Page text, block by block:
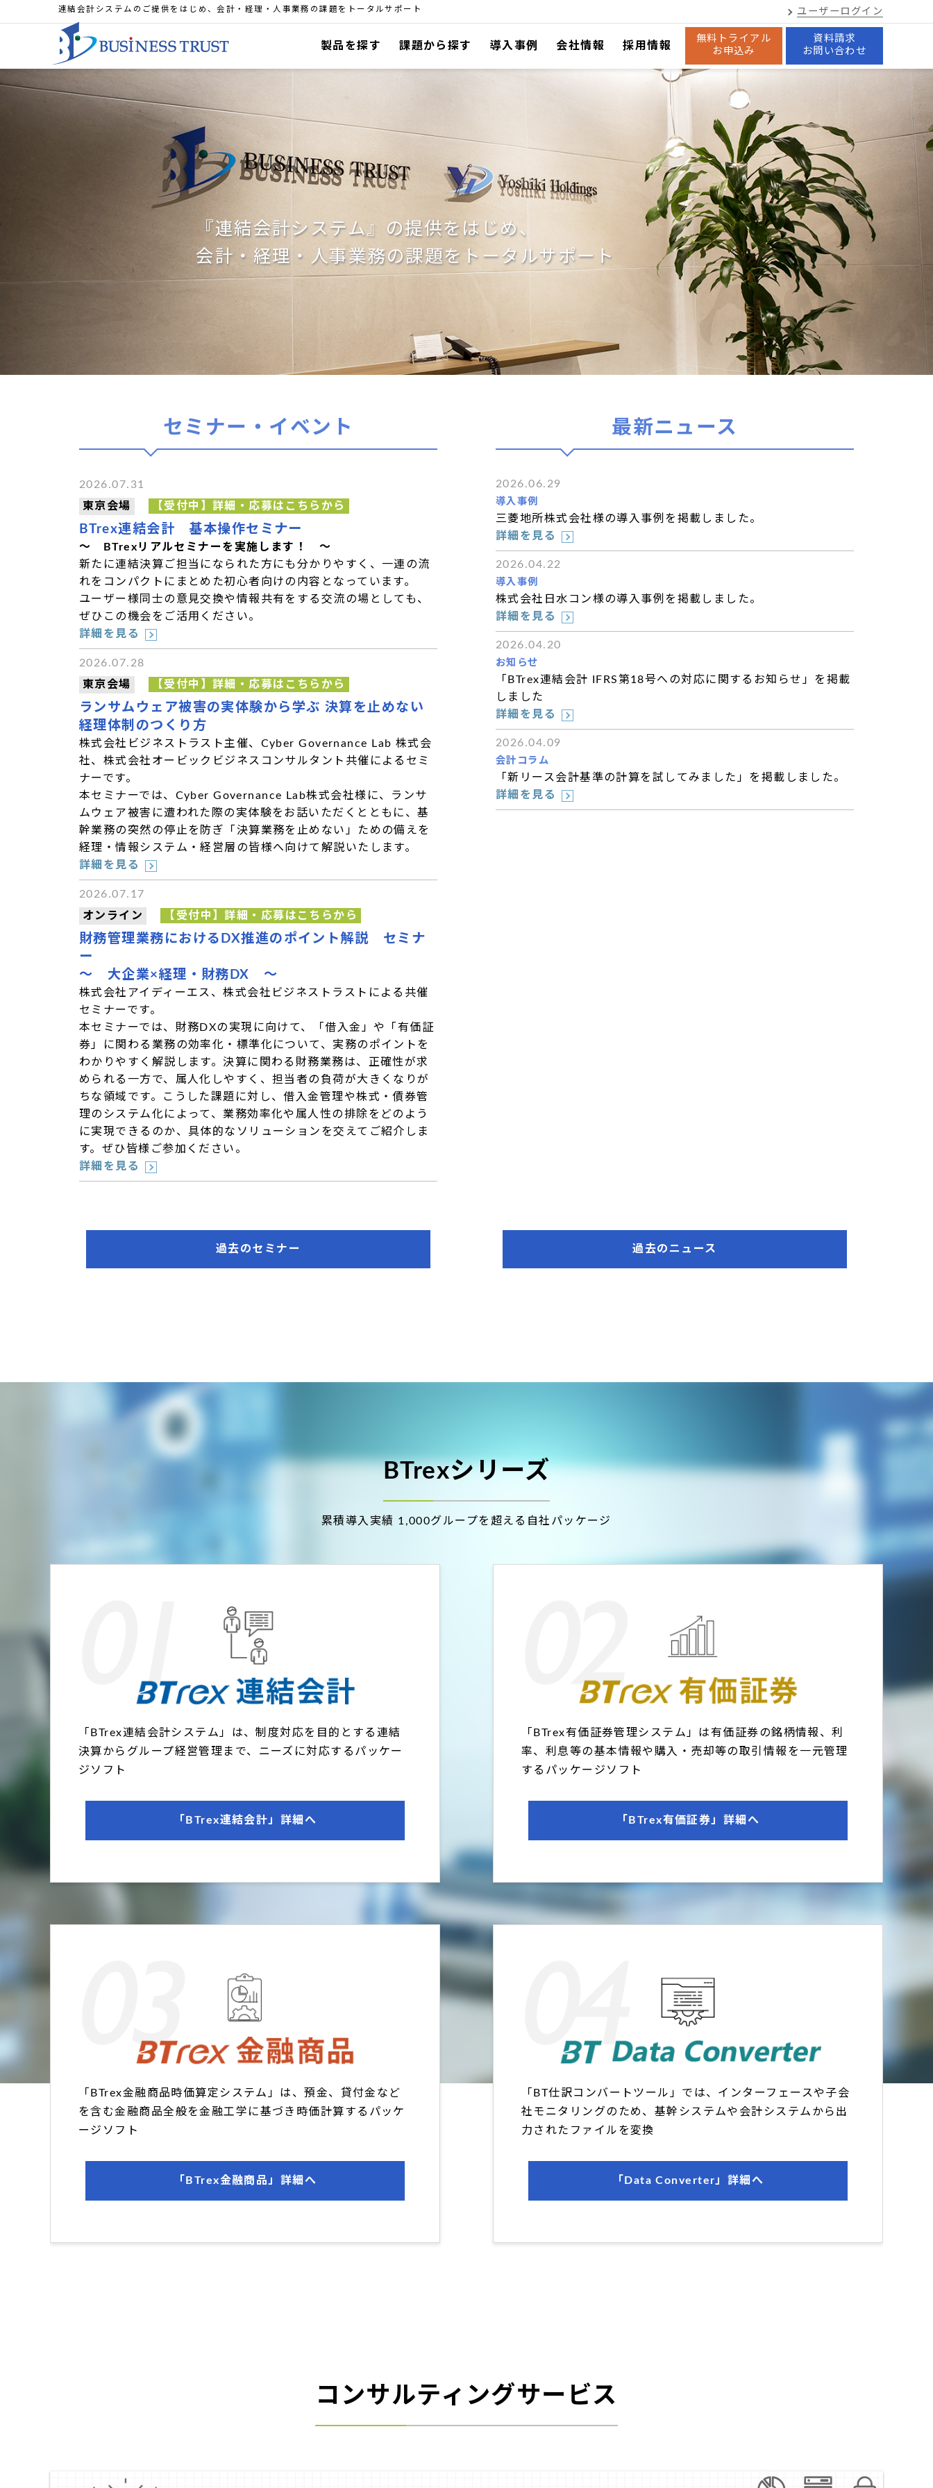
連結会計システムのご提供をはじめ、会計・経理・人事業務の課題をトータルサポート ユーザーログイン
製品を探す
BTrexシリーズ
会計ソリューション
その他ソリューション
コンサルティングサービス
課題から探す
有価証券管理
システム間連携
財務会計
経費精算
海外子会社管理
債権債務
導入事例 会社情報 採用情報
無料トライアル
お申込み
資料請求
お問い合わせ
『連結会計システム』の提供をはじめ、
会計・経理・人事業務の課題をトータルサポート
セミナー・イベント
2026.07.31
東京会場
【受付中】詳細・応募はこちらから
BTrex連結会計 基本操作セミナー
～ BTrexリアルセミナーを実施します！ ～
新たに連結決算ご担当になられた方にも分かりやすく、一連の流
れをコンパクトにまとめた初心者向けの内容となっています。
ユーザー様同士の意見交換や情報共有をする交流の場としても、
ぜひこの機会をご活用ください。
詳細を見る
2026.07.28
東京会場
【受付中】詳細・応募はこちらから
ランサムウェア被害の実体験から学ぶ 決算を止めない
経理体制のつくり方
株式会社ビジネストラスト主催、Cyber Governance Lab 株式会
社、株式会社オービックビジネスコンサルタント共催によるセミ
ナーです。
本セミナーでは、Cyber Governance Lab株式会社様に、ランサ
ムウェア被害に遭われた際の実体験をお話いただくとともに、基
幹業務の突然の停止を防ぎ「決算業務を止めない」ための備えを
経理・情報システム・経営層の皆様へ向けて解説いたします。
詳細を見る
2026.07.17
オンライン
【受付中】詳細・応募はこちらから
財務管理業務におけるDX推進のポイント解説 セミナ
ー
～ 大企業×経理・財務DX ～
株式会社アイディーエス、株式会社ビジネストラストによる共催
セミナーです。
本セミナーでは、財務DXの実現に向けて、「借入金」や「有価証
券」に関わる業務の効率化・標準化について、実務のポイントを
わかりやすく解説します。決算に関わる財務業務は、正確性が求
められる一方で、属人化しやすく、担当者の負荷が大きくなりが
ちな領域です。こうした課題に対し、借入金管理や株式・債券管
理のシステム化によって、業務効率化や属人性の排除をどのよう
に実現できるのか、具体的なソリューションを交えてご紹介しま
す。ぜひ皆様ご参加ください。
詳細を見る
過去のセミナー
最新ニュース
2026.06.29
導入事例
三菱地所株式会社様の導入事例を掲載しました。
詳細を見る
2026.04.22
導入事例
株式会社日水コン様の導入事例を掲載しました。
詳細を見る
2026.04.20
お知らせ
「BTrex連結会計 IFRS第18号への対応に関するお知らせ」を掲載
しました
詳細を見る
2026.04.09
会計コラム
「新リース会計基準の計算を試してみました」を掲載しました。
詳細を見る
過去のニュース
BTrexシリーズ
累積導入実績 1,000グループを超える自社パッケージ
「BTrex連結会計システム」は、制度対応を目的とする連結
決算からグループ経営管理まで、ニーズに対応するパッケー
ジソフト
「BTrex連結会計」詳細へ
「BTrex有価証券管理システム」は有価証券の銘柄情報、利
率、利息等の基本情報や購入・売却等の取引情報を一元管理
するパッケージソフト
「BTrex有価証券」詳細へ
「BTrex金融商品時価算定システム」は、預金、貸付金など
を含む金融商品全般を金融工学に基づき時価計算するパッケ
ージソフト
「BTrex金融商品」詳細へ
「BT仕訳コンバートツール」では、インターフェースや子会
社モニタリングのため、基幹システムや会計システムから出
力されたファイルを変換
「Data Converter」詳細へ
コンサルティングサービス